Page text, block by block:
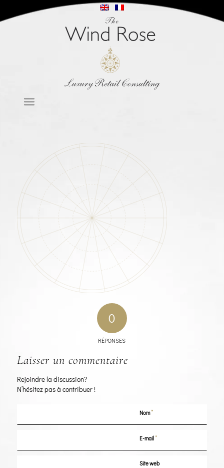
0
RÉPONSES
Laisser un commentaire
Rejoindre la discussion?
N’hésitez pas à contribuer !
Nom*
E-mail*
Site web